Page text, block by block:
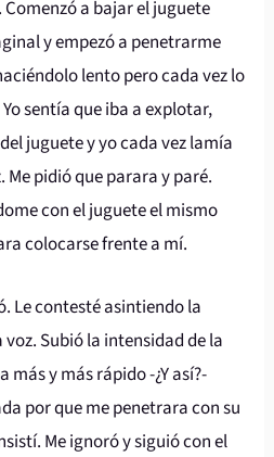
a bajar el juguete
y empezó a penetrarme
lento pero cada vez lo
sentía que iba a explotar,
juguete y yo cada vez lamía
Me pidió que parara y paré.
con el juguete el mismo
colocarse frente a mí.
Le contesté asintiendo la
Subió la intensidad de la
y más rápido -¿Y así?-
por que me penetrara con su
Me ignoró y siguió con el